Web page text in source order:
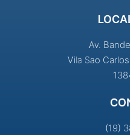
Av.
Vila Sao
(19)